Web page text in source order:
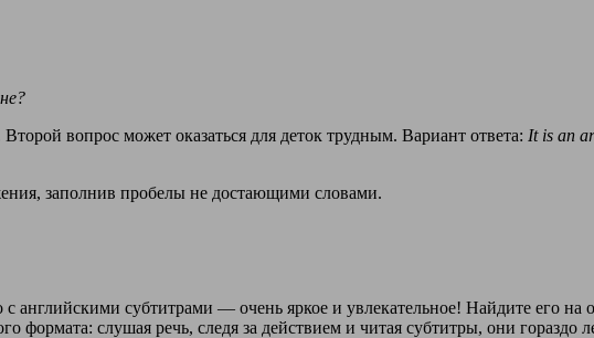
вопрос может оказаться для деток трудным. Вариант ответа: It is an
заполнив пробелы не достающими словами.
английскими субтитрами — очень яркое и увлекательное! Найдите его на
формата: слушая речь, следя за действием и читая субтитры, они гораздо